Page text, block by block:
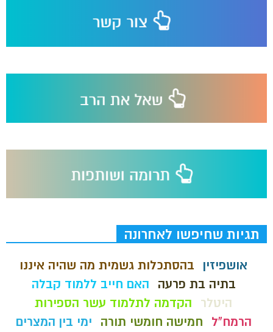
תגיות שחיפשו לאחרונה
אושפיזין
בהסתכלות גשמית מה שהיה איננו
בתיה בת פרעה
האם חייב ללמוד קבלה
היטלר
הקדמה לתלמוד עשר הספירות
הרמח"ל
חמישה חומשי תורה
ימי בין המצרים